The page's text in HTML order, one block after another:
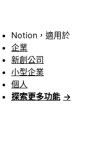
Notion，適用於
企業
新創公司
小型企業
個人
探索更多功能 →